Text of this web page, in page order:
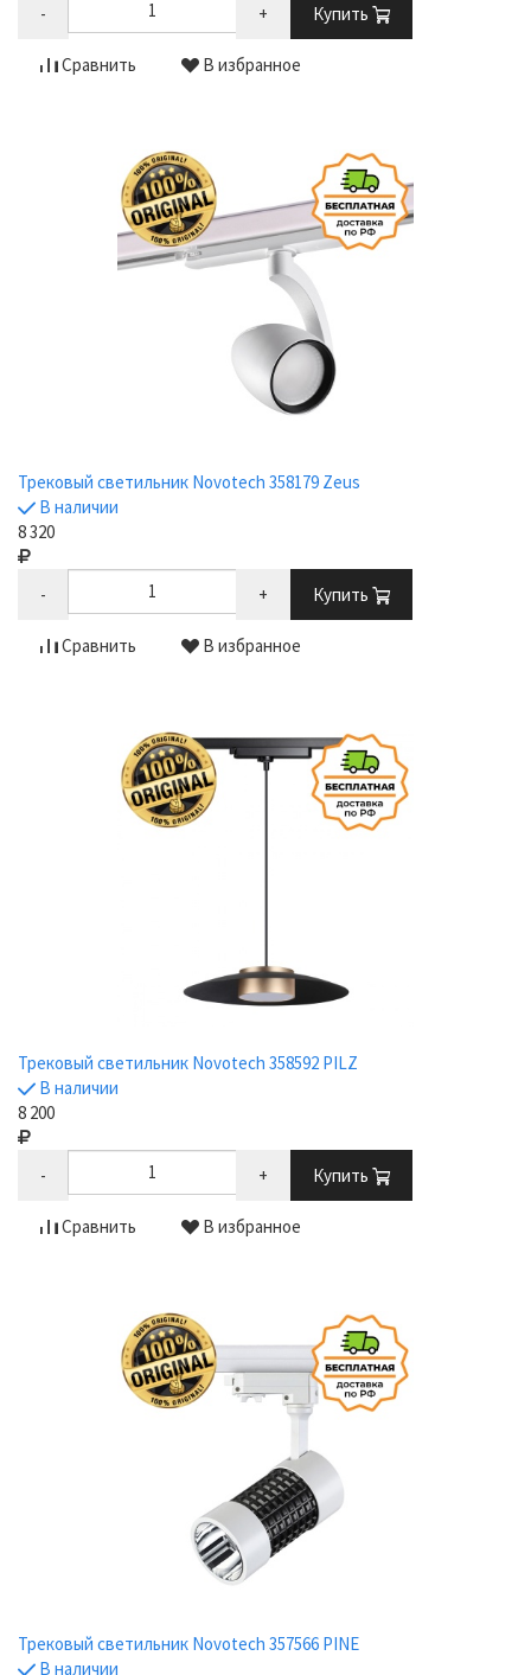
- + Купить
Сравнить В избранное
Трековый светильник Novotech 358179 Zeus
В наличии
8 320
- + Купить
Сравнить В избранное
Трековый светильник Novotech 358592 PILZ
В наличии
8 200
- + Купить
Сравнить В избранное
Трековый светильник Novotech 357566 PINE
В наличии